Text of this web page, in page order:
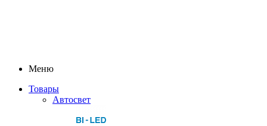
Меню
Товары
Автосвет